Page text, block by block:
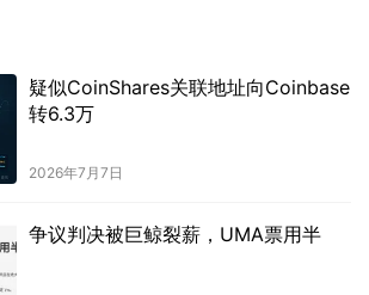
疑似CoinShares关联地址向Coinbase
转6.3万
2026年7月7日
争议判决被巨鲸裂薪，UMA票用半